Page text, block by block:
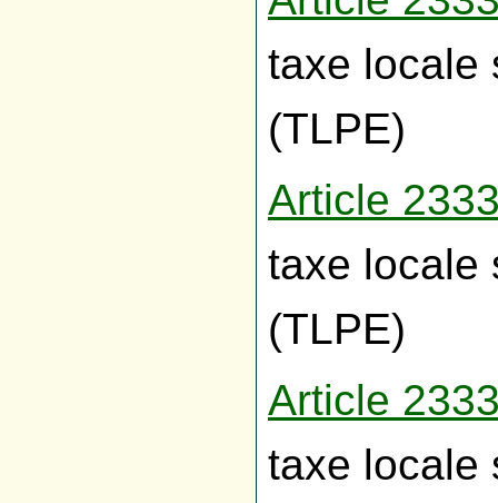
taxe locale
(TLPE)
Article
taxe locale
(TLPE)
Article
taxe locale